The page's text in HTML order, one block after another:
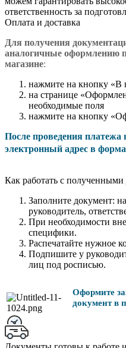
ответственность за
Оплата и доставка
Для получения
аналогичные оформлению
магазине:
нажмите на кнопку «В
на странице
необходимые поля
нажмите на кнопку
После проведения платежа
электронный адрес в
Как работать с
Заполните документ:
руководитель,
При необходимости
специфики.
Распечатайте нужное
Подпишите у
лиц под росписью.
Оформите
документ в